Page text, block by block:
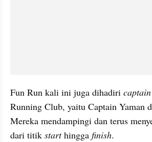
Fun Run kali ini juga dihadiri captain
Running Club, yaitu Captain Yaman
Mereka mendampingi dan terus
dari titik start hingga finish.